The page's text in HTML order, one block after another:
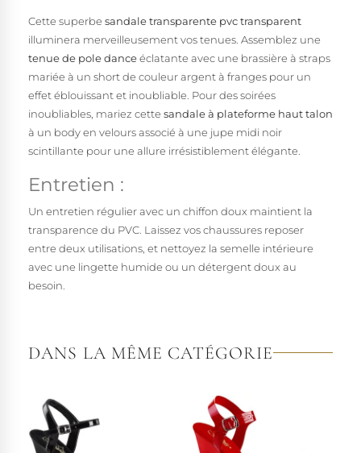
Cette superbe sandale transparente pvc transparent
illuminera merveilleusement vos tenues. Assemblez une
tenue de pole danceéclatante avec une brassière à straps
mariée à un short de couleur argent à franges pour un
effet éblouissant et inoubliable. Pour des soirées
inoubliables, mariez cette sandale à plateforme haut talon
à un body en velours associé à une jupe midi noir
scintillante pour une allure irrésistiblement élégante.
Entretien :
Un entretien régulier avec un chiffon doux maintient la
transparence du PVC. Laissez vos chaussures reposer
entre deux utilisations, et nettoyez la semelle intérieure
avec une lingette humide ou un détergent doux au
besoin.
DANS LA MÊME CATÉGORIE